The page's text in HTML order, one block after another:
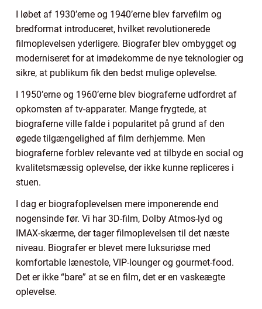
I løbet af 1930’erne og 1940’erne blev farvefilm og
bredformat introduceret, hvilket revolutionerede
filmoplevelsen yderligere. Biografer blev ombygget og
moderniseret for at imødekomme de nye teknologier og
sikre, at publikum fik den bedst mulige oplevelse.
I 1950’erne og 1960’erne blev biograferne udfordret af
opkomsten af tv-apparater. Mange frygtede, at
biograferne ville falde i popularitet på grund af den
øgede tilgængelighed af film derhjemme. Men
biograferne forblev relevante ved at tilbyde en social og
kvalitetsmæssig oplevelse, der ikke kunne repliceres i
stuen.
I dag er biografoplevelsen mere imponerende end
nogensinde før. Vi har 3D-film, Dolby Atmos-lyd og
IMAX-skærme, der tager filmoplevelsen til det næste
niveau. Biografer er blevet mere luksuriøse med
komfortable lænestole, VIP-lounger og gourmet-food.
Det er ikke “bare” at se en film, det er en vaskeægte
oplevelse.